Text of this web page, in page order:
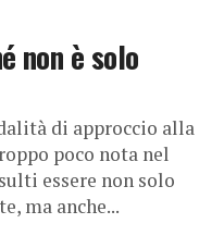
non è solo
di approccio alla
poco nota nel
essere non solo
ma anche...